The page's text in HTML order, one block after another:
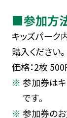
■参加方
キッズパーク
購入ください。
価格：2枚 500
参加券は
です。
参加券の